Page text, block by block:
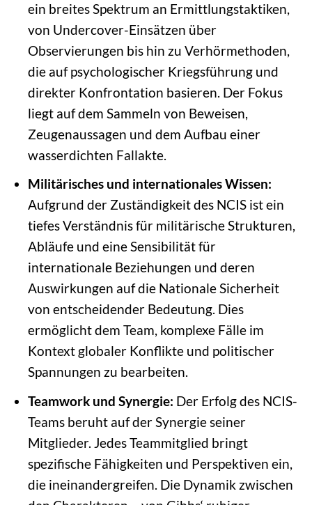
ein breites Spektrum an Ermittlungstaktiken,
von Undercover-Einsätzen über
Observierungen bis hin zu Verhörmethoden,
die auf psychologischer Kriegsführung und
direkter Konfrontation basieren. Der Fokus
liegt auf dem Sammeln von Beweisen,
Zeugenaussagen und dem Aufbau einer
wasserdichten Fallakte.
Militärisches und internationales Wissen:
Aufgrund der Zuständigkeit des NCIS ist ein
tiefes Verständnis für militärische Strukturen,
Abläufe und eine Sensibilität für
internationale Beziehungen und deren
Auswirkungen auf die Nationale Sicherheit
von entscheidender Bedeutung. Dies
ermöglicht dem Team, komplexe Fälle im
Kontext globaler Konflikte und politischer
Spannungen zu bearbeiten.
Teamwork und Synergie: Der Erfolg des NCIS-
Teams beruht auf der Synergie seiner
Mitglieder. Jedes Teammitglied bringt
spezifische Fähigkeiten und Perspektiven ein,
die ineinandergreifen. Die Dynamik zwischen